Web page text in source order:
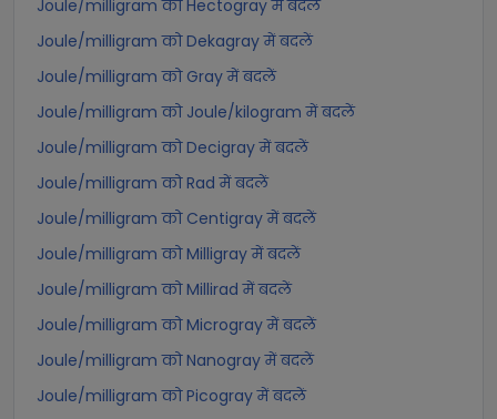
Joule/milligram को Hectogray में बदलें
Joule/milligram को Dekagray में बदलें
Joule/milligram को Gray में बदलें
Joule/milligram को Joule/kilogram में बदलें
Joule/milligram को Decigray में बदलें
Joule/milligram को Rad में बदलें
Joule/milligram को Centigray में बदलें
Joule/milligram को Milligray में बदलें
Joule/milligram को Millirad में बदलें
Joule/milligram को Microgray में बदलें
Joule/milligram को Nanogray में बदलें
Joule/milligram को Picogray में बदलें